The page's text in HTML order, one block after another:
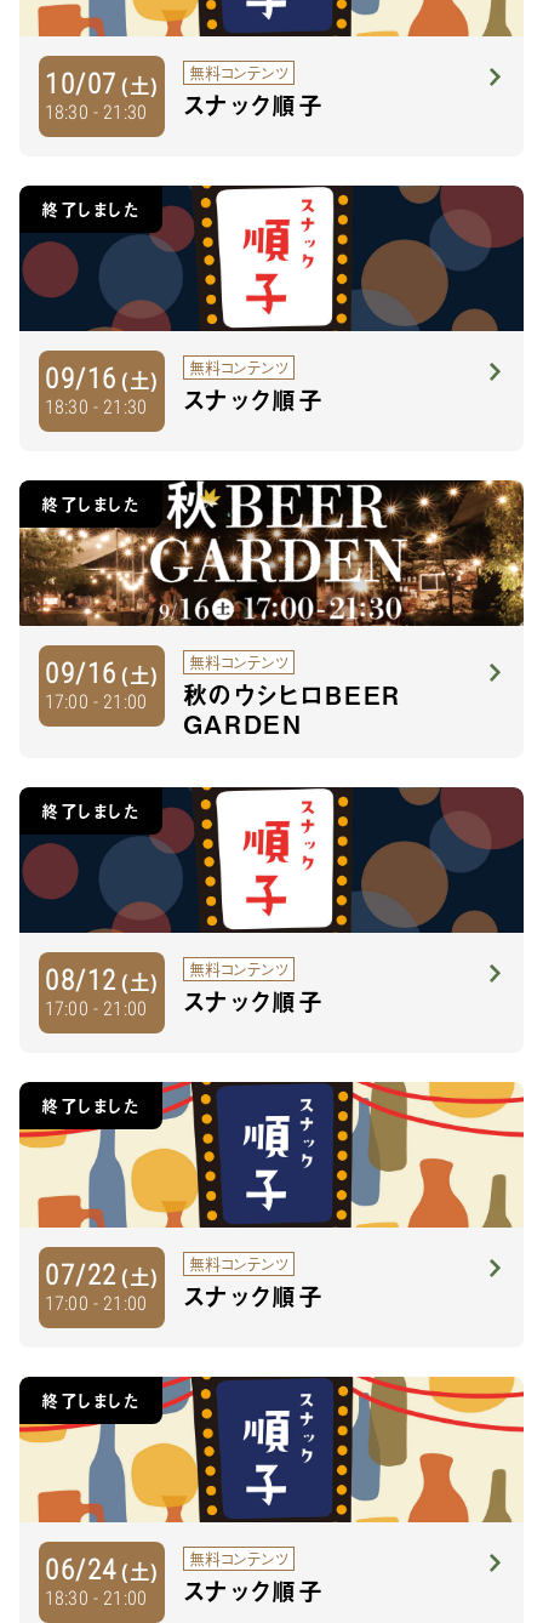
10/07 (土)
18:30 - 21:30
無料コンテンツ
スナック順子
終了しました
09/16 (土)
18:30 - 21:30
無料コンテンツ
スナック順子
終了しました
09/16 (土)
17:00 - 21:00
無料コンテンツ
秋のウシヒロBEER
GARDEN
終了しました
08/12 (土)
17:00 - 21:00
無料コンテンツ
スナック順子
終了しました
07/22 (土)
17:00 - 21:00
無料コンテンツ
スナック順子
終了しました
06/24 (土)
18:30 - 21:00
無料コンテンツ
スナック順子